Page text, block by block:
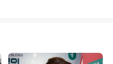
평가받았습니
적인 계기가 되
잠재력을 높게 평